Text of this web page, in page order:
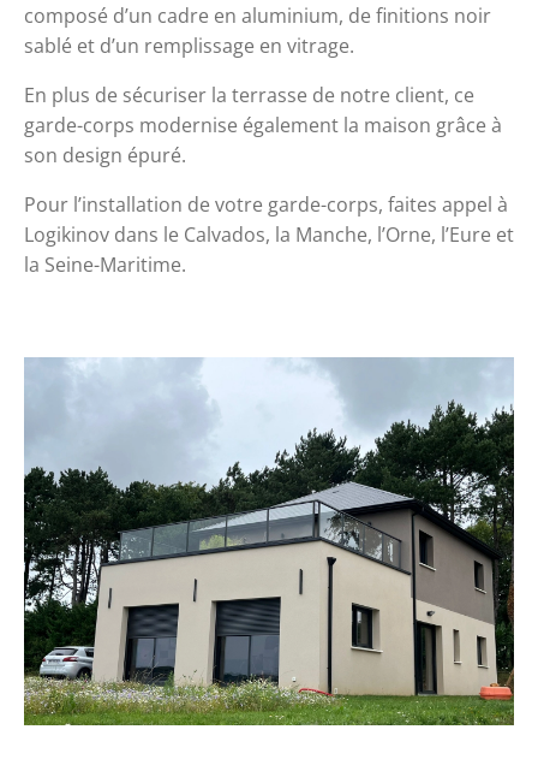
composé d’un cadre en aluminium, de finitions noir
sablé et d’un remplissage en vitrage.
En plus de sécuriser la terrasse de notre client, ce
garde-corps modernise également la maison grâce à
son design épuré.
Pour l’installation de votre garde-corps, faites appel à
Logikinov dans le Calvados, la Manche, l’Orne, l’Eure et
la Seine-Maritime.